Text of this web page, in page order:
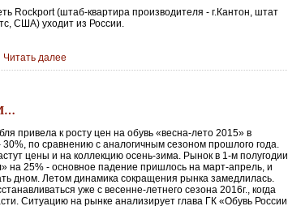
Rockport (штаб-квартира производителя - г.Кантон, штат
США) уходит из России.
Читать далее
привела к росту цен на обувь «весна-лето 2015» в
по сравнению с аналогичным сезоном прошлого года.
цены и на коллекцию осень-зима. Рынок в 1-м полугодии
на 25% - основное падение пришлось на март-апрель, и
дном. Летом динамика сокращения рынка замедлилась.
уже с весенне-летнего сезона 2016г., когда
Ситуацию на рынке анализирует глава ГК «Обувь России